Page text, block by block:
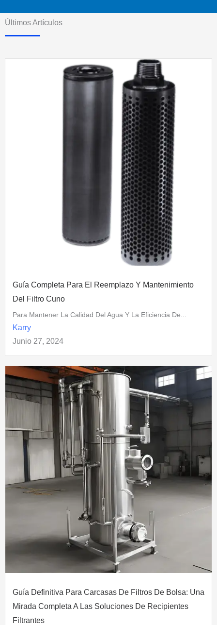
Últimos Artículos
Guía Completa Para El Reemplazo Y Mantenimiento
Del Filtro Cuno
Para Mantener La Calidad Del Agua Y La Eficiencia De...
Karry
Junio 27, 2024
Guía Definitiva Para Carcasas De Filtros De Bolsa: Una
Mirada Completa A Las Soluciones De Recipientes
Filtrantes